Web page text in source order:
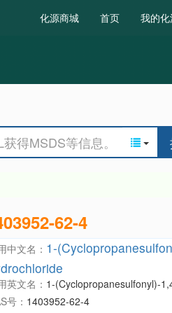
化源商城 首页 我的
62-4
中文名： 1-
英文名： 1-(Cyclopropanesulfonyl)-
号： 1403952-62-4